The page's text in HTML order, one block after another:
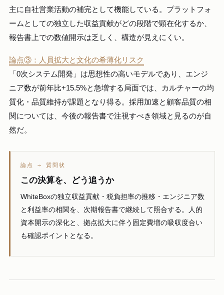
主に自社営業活動の補完として機能している。プラットフォ
ームとしての独立した収益貢献がどの段階で顕在化するか、
報告書上での数値開示は乏しく、構造が見えにくい。
論点③：人員拡大と文化の希薄化リスク
「0次システム開発」は思想性の高いモデルであり、エンジ
ニア数が前年比+15.5%と急増する局面では、カルチャーの均
質化・品質維持が課題となり得る。採用加速と顧客品質の相
関については、今後の報告書で注視すべき領域と見るのが自
然だ。
論点 → 質問状
この決算を、どう追うか
WhiteBoxの独立収益貢献・税負担率の推移・エンジニア数
と利益率の相関を、次期報告書で継続して照合する。人的
資本開示の深化と、拠点拡大に伴う固定費増の吸収度合い
も確認ポイントとなる。